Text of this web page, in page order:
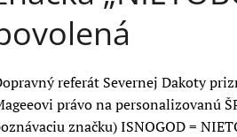
referát Severnej Dakoty
právo na personalizovanú
značku) ISNOGOD =